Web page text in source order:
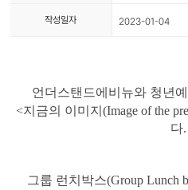
작성일자 2023-01-04
언더스탠드에비뉴와 청년
<지금의 이미지(Image of the
다.
그룹 런치박스(Group Lunch